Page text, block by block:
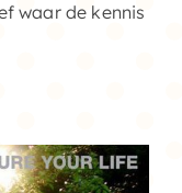
waar de kennis